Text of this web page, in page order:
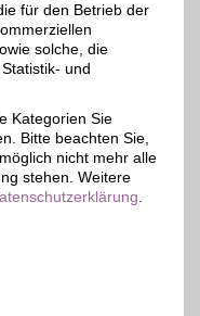
Partnerprofil
telefonier
der Kunde
wurde
für
für den Betrieb der
solche, die
und
Kategorien Sie
Bitte beachten Sie,
nicht mehr alle
stehen. Weitere